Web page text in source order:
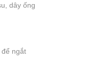
dây ống
ngắt